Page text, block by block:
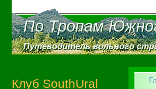
По Тропам
По Тропам
Путеводитель вольного
Путеводитель вольного
Клуб SouthUral